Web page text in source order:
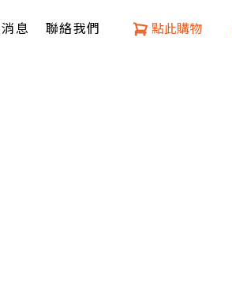
息 聯絡我們 點此購物